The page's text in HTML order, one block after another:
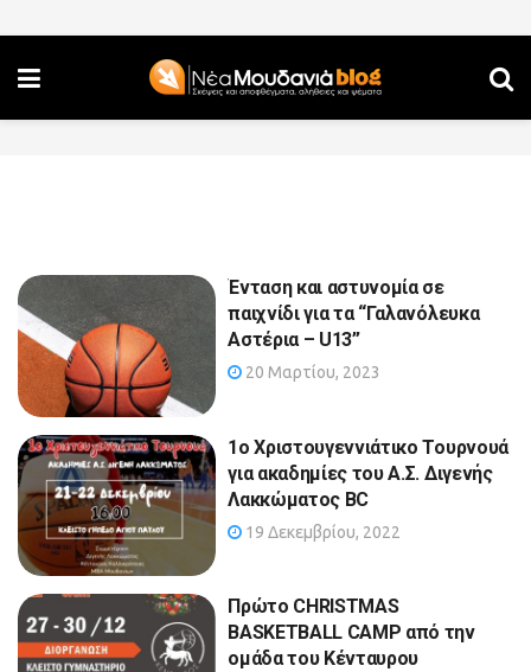
Ένταση και αστυνομία σε
παιχνίδι για τα “Γαλανόλευκα
Αστέρια – U13”
20 Μαρτίου, 2023
1ο Χριστουγεννιάτικο Τουρνουά
για ακαδημίες του Α.Σ. Διγενής
Λακκώματος BC
19 Δεκεμβρίου, 2022
Πρώτο CHRISTMAS
BASKETBALL CAMP από την
ομάδα του Κένταυρου